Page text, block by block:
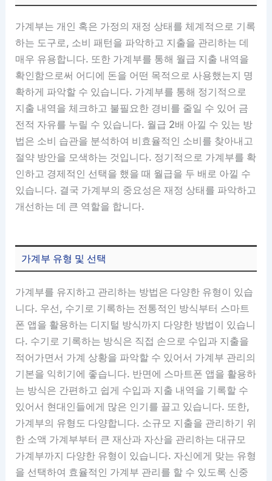
가계부는 개인 혹은 가정의 재정 상태를 체계적으로 기록
하는 도구로, 소비 패턴을 파악하고 지출을 관리하는 데
매우 유용합니다. 또한 가계부를 통해 월급 지출 내역을
확인함으로써 어디에 돈을 어떤 목적으로 사용했는지 명
확하게 파악할 수 있습니다. 가계부를 통해 정기적으로
지출 내역을 체크하고 불필요한 경비를 줄일 수 있어 금
전적 자유를 누릴 수 있습니다. 월급 2배 아낄 수 있는 방
법은 소비 습관을 분석하여 비효율적인 소비를 찾아내고
절약 방안을 모색하는 것입니다. 정기적으로 가계부를 확
인하고 경제적인 선택을 했을 때 월급을 두 배로 아낄 수
있습니다. 결국 가계부의 중요성은 재정 상태를 파악하고
개선하는 데 큰 역할을 합니다.
가계부 유형 및 선택
가계부를 유지하고 관리하는 방법은 다양한 유형이 있습
니다. 우선, 수기로 기록하는 전통적인 방식부터 스마트
폰 앱을 활용하는 디지털 방식까지 다양한 방법이 있습니
다. 수기로 기록하는 방식은 직접 손으로 수입과 지출을
적어가면서 가계 상황을 파악할 수 있어서 가계부 관리의
기본을 익히기에 좋습니다. 반면에 스마트폰 앱을 활용하
는 방식은 간편하고 쉽게 수입과 지출 내역을 기록할 수
있어서 현대인들에게 많은 인기를 끌고 있습니다. 또한,
가계부의 유형도 다양합니다. 소규모 지출을 관리하기 위
한 소액 가계부부터 큰 재산과 자산을 관리하는 대규모
가계부까지 다양한 유형이 있습니다. 자신에게 맞는 유형
을 선택하여 효율적인 가계부 관리를 할 수 있도록 신중